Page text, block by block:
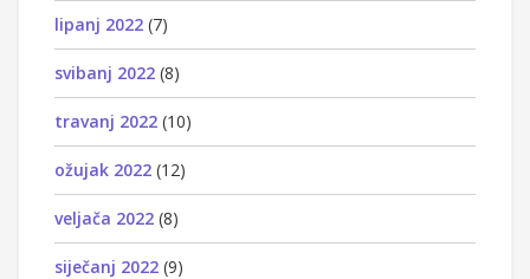
lipanj 2022 (7)
svibanj 2022 (8)
travanj 2022 (10)
ožujak 2022 (12)
veljača 2022 (8)
siječanj 2022 (9)